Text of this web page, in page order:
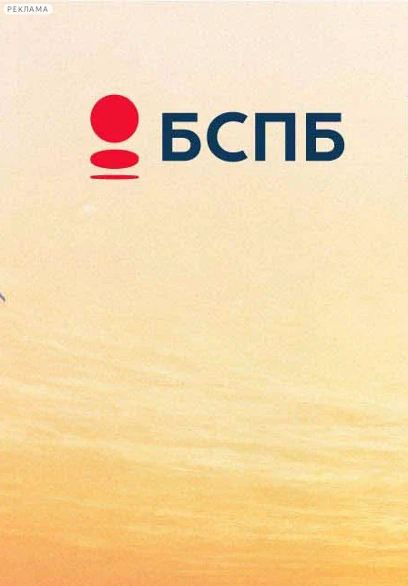
РЕКЛАМА
Сегодня:
2026.08.07
10:07
Афиша Plus
Неизвестная картина Фриды
Кало ушла с молотка почти
за 2 миллиона долларов
Версия для печати